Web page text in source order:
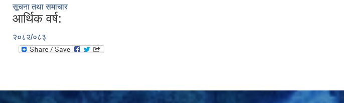
सूचना तथा समाचार
आर्थिक वर्ष:
२०८२/०८३